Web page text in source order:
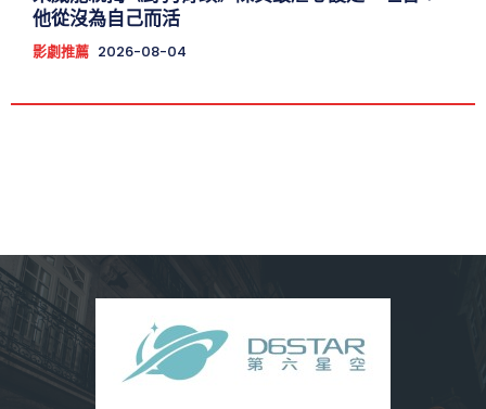
他從沒為自己而活
影劇推薦 2026-08-04